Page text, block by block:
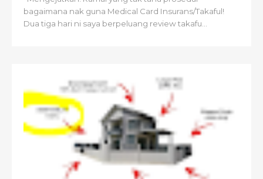
bagaimana nak guna Medical Card Insurans/Takaful!
Dua tiga hari ni saya berpeluang review takafu...